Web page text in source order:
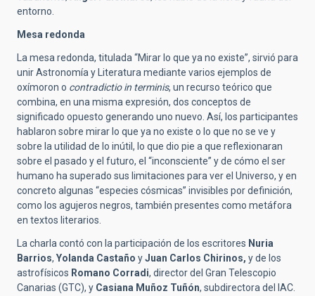
entorno.
Mesa redonda
La mesa redonda, titulada “Mirar lo que ya no existe”, sirvió para
unir Astronomía y Literatura mediante varios ejemplos de
oxímoron o contradictio in terminis, un recurso teórico que
combina, en una misma expresión, dos conceptos de
significado opuesto generando uno nuevo. Así, los participantes
hablaron sobre mirar lo que ya no existe o lo que no se ve y
sobre la utilidad de lo inútil, lo que dio pie a que reflexionaran
sobre el pasado y el futuro, el “inconsciente” y de cómo el ser
humano ha superado sus limitaciones para ver el Universo, y en
concreto algunas “especies cósmicas” invisibles por definición,
como los agujeros negros, también presentes como metáfora
en textos literarios.
La charla contó con la participación de los escritores Nuria
Barrios, Yolanda Castaño yJuan Carlos Chirinos, y de los
astrofísicos Romano Corradi, director del Gran Telescopio
Canarias (GTC), y Casiana Muñoz Tuñón, subdirectora del IAC.